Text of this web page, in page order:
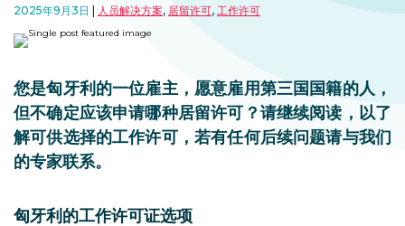
2025年9月3日 人员解决方案, 居留许可, 工作许可
您是匈牙利的一位雇主，愿意雇用第三国国籍的人，
但不确定应该申请哪种居留许可？请继续阅读，以了
解可供选择的工作许可，若有任何后续问题请与我们
的专家联系。
匈牙利的工作许可证选项